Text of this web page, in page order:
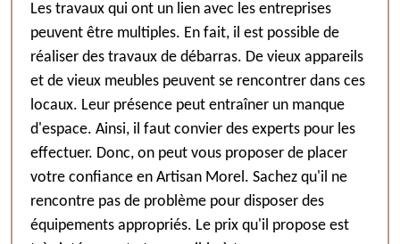
Les travaux qui ont un lien avec les entreprises
peuvent être multiples. En fait, il est possible de
réaliser des travaux de débarras. De vieux appareils
et de vieux meubles peuvent se rencontrer dans ces
locaux. Leur présence peut entraîner un manque
d'espace. Ainsi, il faut convier des experts pour les
effectuer. Donc, on peut vous proposer de placer
votre confiance en Artisan Morel. Sachez qu'il ne
rencontre pas de problème pour disposer des
équipements appropriés. Le prix qu'il propose est